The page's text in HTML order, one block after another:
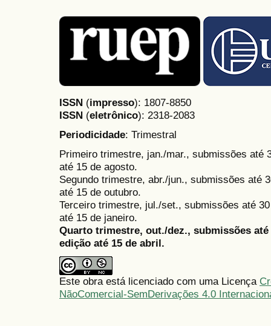
ISSN (impresso): 1807-8850
ISSN (eletrônico): 2318-2083
Periodicidade: Trimestral
Primeiro trimestre, jan./mar., submissões até
até 15 de agosto.
Segundo trimestre, abr./jun., submissões até
até 15 de outubro.
Terceiro trimestre, jul./set., submissões até
até 15 de janeiro.
Quarto trimestre, out./dez., submissões
edição até 15 de abril.
Este obra está licenciado com uma Licença
NãoComercial-SemDerivações 4.0